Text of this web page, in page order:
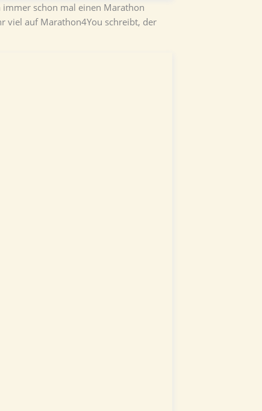
schon mal einen Marathon
viel auf Marathon4You schreibt, der